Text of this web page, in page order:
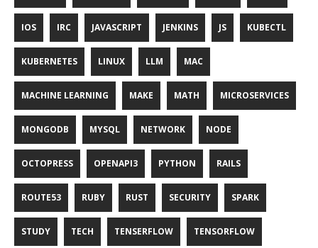
IOS IRC JAVASCRIPT JENKINS JS KUBECTL
KUBERNETES LINUX LLM MAC
MACHINE LEARNING MAKE MATH MICROSERVICES
MONGODB MYSQL NETWORK NODE
OCTOPRESS OPENAPI3 PYTHON RAILS
ROUTE53 RUBY RUST SECURITY SPARK
STUDY TECH TENSERFLOW TENSORFLOW